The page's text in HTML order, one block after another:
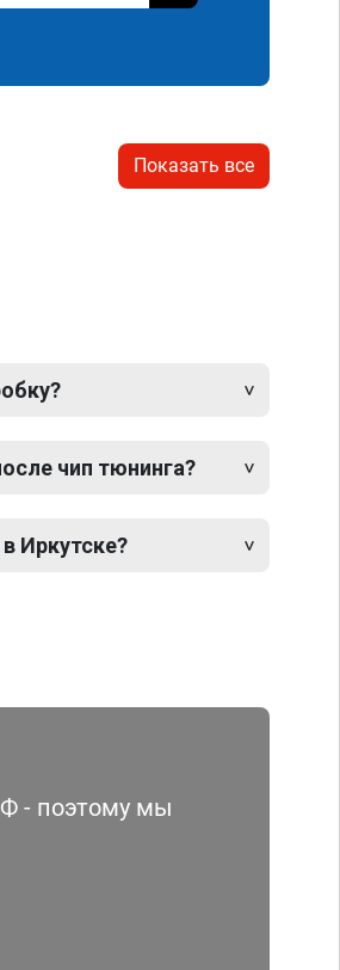
Показать все
чип тюнинга?
Иркутске?
- поэтому мы